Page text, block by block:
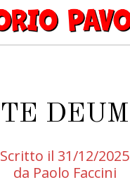
TE DEUM
Scritto il 31/12/2025
da Paolo Faccini